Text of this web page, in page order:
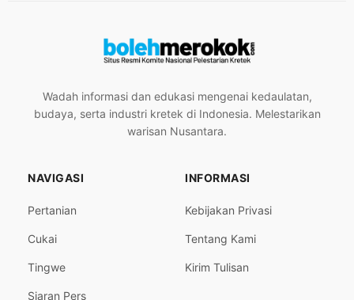
Wadah informasi dan edukasi mengenai kedaulatan,
budaya, serta industri kretek di Indonesia. Melestarikan
warisan Nusantara.
NAVIGASI
Pertanian
Cukai
Tingwe
Siaran Pers
INFORMASI
Kebijakan Privasi
Tentang Kami
Kirim Tulisan